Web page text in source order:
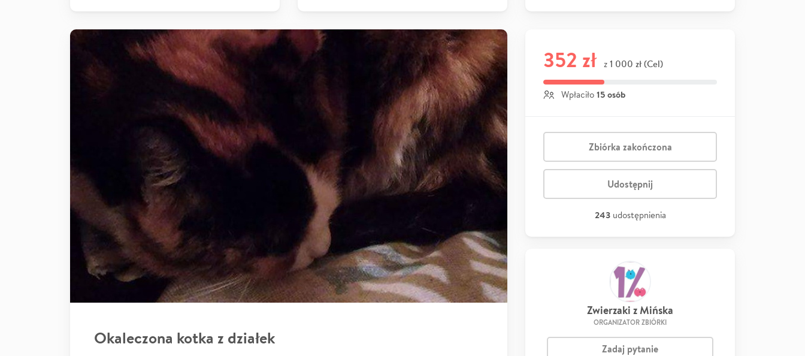
Okaleczona kotka z działek
352 zł z 1 000 zł (Cel)
Wpłaciło 15 osób
Zbiórka zakończona
Udostępnij
243 udostępnienia
Zwierzaki z Mińska
ORGANIZATOR ZBIÓRKI
Zadaj pytanie